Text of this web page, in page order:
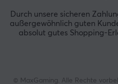
Durch unsere sicheren
außergewöhnlich guten
absolut gutes Shopping-
© MaxGaming. Alle Rechte